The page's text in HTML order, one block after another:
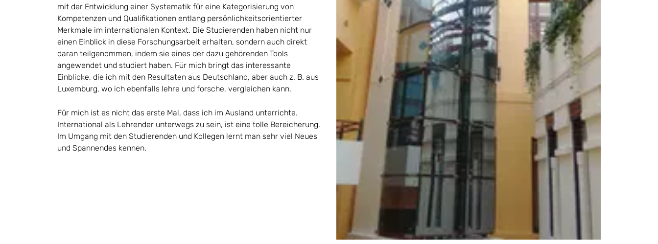
mit der Entwicklung einer Systematik für eine Kategorisierung von
Kompetenzen und Qualifikationen entlang persönlichkeitsorientierter
Merkmale im internationalen Kontext. Die Studierenden haben nicht nur
einen Einblick in diese Forschungsarbeit erhalten, sondern auch direkt
daran teilgenommen, indem sie eines der dazu gehörenden Tools
angewendet und studiert haben. Für mich bringt das interessante
Einblicke, die ich mit den Resultaten aus Deutschland, aber auch z. B. aus
Luxemburg, wo ich ebenfalls lehre und forsche, vergleichen kann.
Für mich ist es nicht das erste Mal, dass ich im Ausland unterrichte.
International als Lehrender unterwegs zu sein, ist eine tolle Bereicherung.
Im Umgang mit den Studierenden und Kollegen lernt man sehr viel Neues
und Spannendes kennen.